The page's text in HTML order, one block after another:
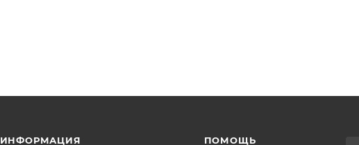
ИНФОРМАЦИЯ ПОМОЩЬ